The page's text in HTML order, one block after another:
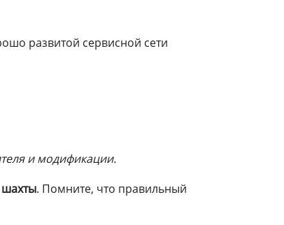
развитой сервисной сети
и модификации.
шахты. Помните, что правильный